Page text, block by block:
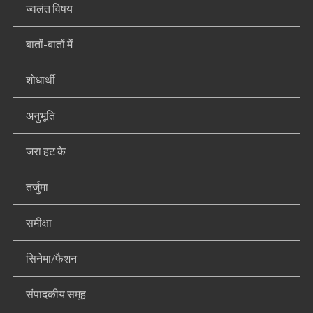
ज्वलंत विषय
बातों-बातों में
शोधार्थी
अनुभूति
जरा हट के
तर्जुमा
समीक्षा
सिनेमा/फैशन
संपादकीय समूह